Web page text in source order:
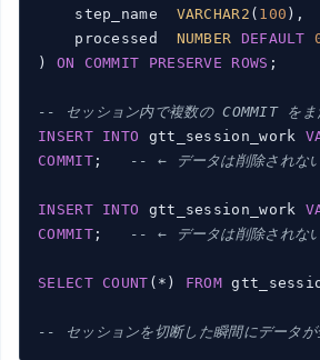
    step_name
VARCHAR2 ( 100 ),
    processed
NUMBER DEFAULT
) ON COMMIT PRESERVE ROWS ;
-- セッション内で複数の COMMIT をま
INSERT
INTO gtt_session_work
COMMIT; -- ← データは削除されな
INSERT INTO gtt_session_work
COMMIT; -- ← データは削除されな
SELECT COUNT (*) FROM
-- セッションを切断した瞬間にデータが